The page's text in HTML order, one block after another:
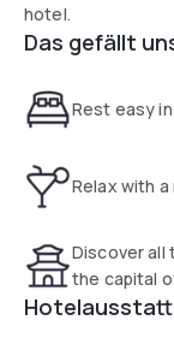
hotel.
Das gefällt
Rest easy
Relax with
Discover all
the capital